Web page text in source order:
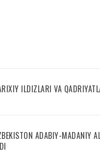
ILDIZLARI VA
ADABIY-MADANIY